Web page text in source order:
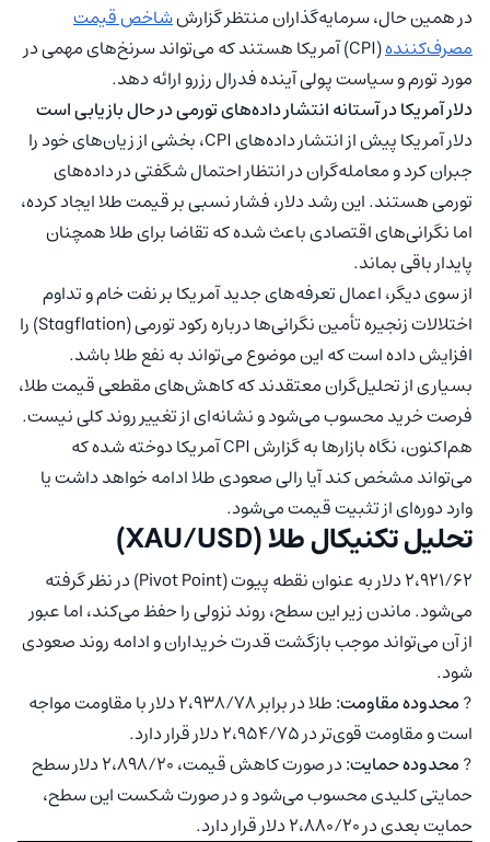
در همین حال، سرمایه‌گذاران منتظر گزارششاخص قیمت
مصرف‌کننده
(CPI) آمریکا هستند که می‌تواند سرنخ‌های مهمی در
مورد تورم و سیاست پولی آینده فدرال رزرو ارائه دهد.
دلار آمریکا در آستانه انتشار داده‌های تورمی در حال بازیابی است
دلار آمریکا پیش از انتشار داده‌های CPI، بخشی از زیان‌های خود را
جبران کرد و معامله‌گران در انتظار احتمال شگفتی در داده‌های
تورمی هستند. این رشد دلار، فشار نسبی بر قیمت طلا ایجاد کرده،
اما نگرانی‌های اقتصادی باعث شده که تقاضا برای طلا همچنان
پایدار باقی بماند.
از سوی دیگر، اعمال تعرفه‌های جدید آمریکا بر نفت خام و تداوم
اختلالات زنجیره تأمین نگرانی‌ها درباره رکود تورمی (Stagflation) را
افزایش داده است که این موضوع می‌تواند به نفع طلا باشد.
بسیاری از تحلیل‌گران معتقدند که کاهش‌های مقطعی قیمت طلا،
فرصت خرید محسوب می‌شود و نشانه‌ای از تغییر روند کلی نیست.
هم‌اکنون، نگاه بازارها به گزارش CPI آمریکا دوخته شده که
می‌تواند مشخص کند آیا رالی صعودی طلا ادامه خواهد داشت یا
وارد دوره‌ای از تثبیت قیمت می‌شود.
تحلیل تکنیکال طلا (XAU/USD)
۲،۹۲۱/۶۲ دلار به عنوان نقطه پیوت (Pivot Point) در نظر گرفته
می‌شود. ماندن زیر این سطح، روند نزولی را حفظ می‌کند، اما عبور
از آن می‌تواند موجب بازگشت قدرت خریداران و ادامه روند صعودی
شود.
?محدوده مقاومت:
طلا در برابر ۲،۹۳۸/۷۸ دلار با مقاومت مواجه
است و مقاومت قوی‌تر در ۲،۹۵۴/۷۵ دلار قرار دارد.
?محدوده حمایت:
در صورت کاهش قیمت، ۲،۸۹۸/۲۰ دلار سطح
حمایتی کلیدی محسوب می‌شود و در صورت شکست این سطح،
حمایت بعدی در ۲،۸۸۰/۲۰ دلار قرار دارد.